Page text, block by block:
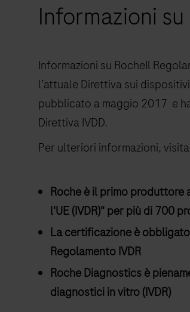
Informazioni su
Informazioni su RocheIl
l’attuale Direttiva sui
pubblicato a maggio 2017 e
Direttiva IVDD.
Per ulteriori informazioni,
Roche è il primo
l'UE (IVDR)" per più di 700
La certificazione è
Regolamento IVDR
Roche Diagnostics è
diagnostici in vitro (IVDR)